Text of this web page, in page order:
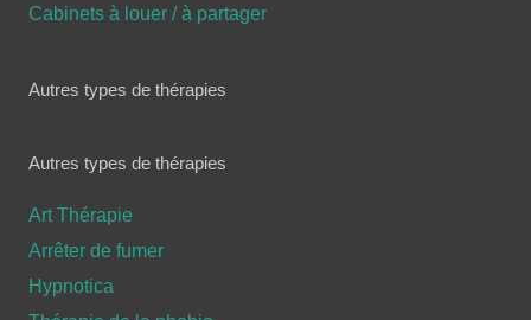
Cabinets à louer / à partager
Autres types de thérapies
Autres types de thérapies
Art Thérapie
Arrêter de fumer
Hypnotica